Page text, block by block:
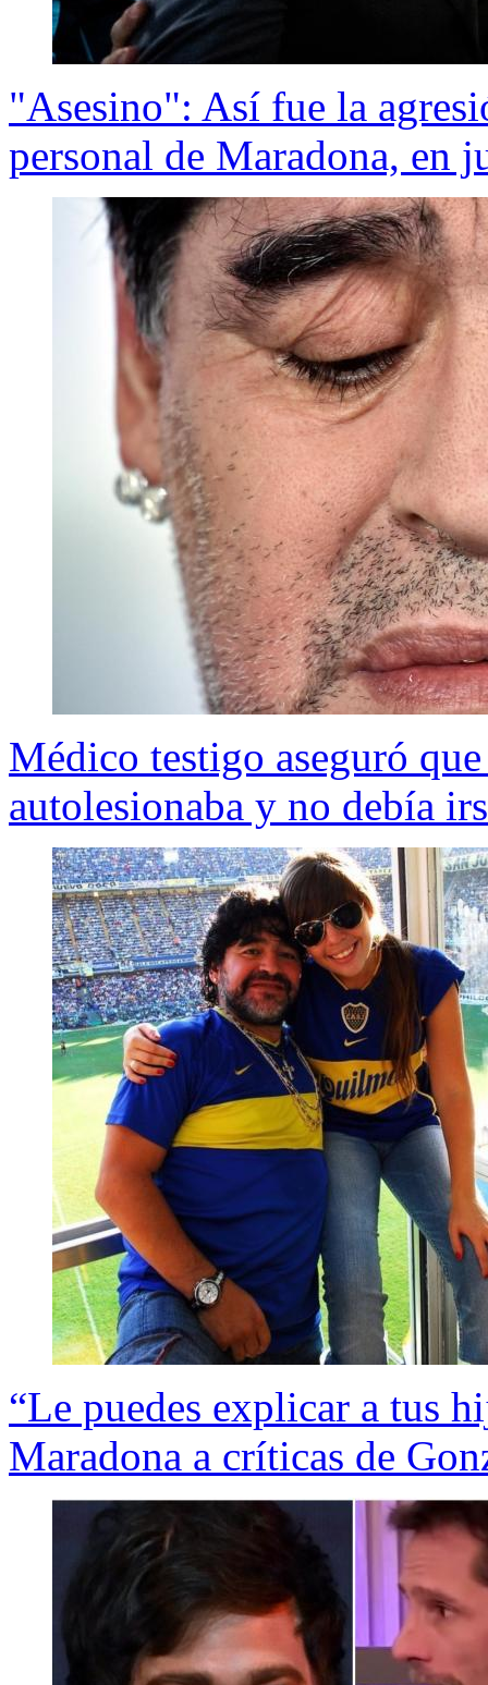
"Asesino": Así fue la
personal de Maradona, en
Médico testigo aseguró
autolesionaba y no debía
“Le puedes explicar a tus
Maradona a críticas de